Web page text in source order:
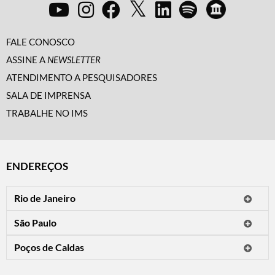
FALE CONOSCO
ASSINE A NEWSLETTER
ATENDIMENTO A PESQUISADORES
SALA DE IMPRENSA
TRABALHE NO IMS
ENDEREÇOS
Rio de Janeiro
Horário de visitação: a programação do IMS no Rio de Janeiro será
apresentada em instituições culturais parceiras.
São Paulo
CEP 01310-300 - São Paulo/SP
Poços de Caldas